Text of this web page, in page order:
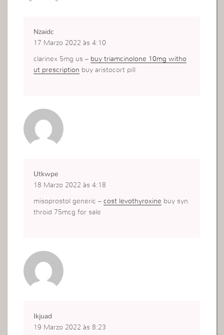
Nzaidc
17 Marzo 2022 às 4:10
clarinex 5mg us – buy triamcinolone 10mg witho
ut prescription buy aristocort pill
Utkwpe
18 Marzo 2022 às 4:18
misoprostol generic –cost levothyroxine buy syn
throid 75mcg for sale
Ikjuad
19 Marzo 2022 às 8:23